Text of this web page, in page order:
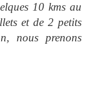
10 kms au
et de 2 petits
nous prenons